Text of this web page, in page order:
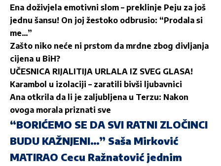
Ena doživjela emotivni slom – preklinje Peju za još
jednu šansu! On joj žestoko odbrusio: “Prodala si
me…”
Zašto niko neće ni prstom da mrdne zbog divljanja
cijena u BiH?
UČESNICA RIJALITIJA URLALA IZ SVEG GLASA!
Karambol u izolaciji – zaratili bivši ljubavnici
Ana otkrila da li je zaljubljena u Terzu: Nakon
ovoga morala priznati sve
“BORIĆEMO SE DA SVI RATNI ZLOČINCI
BUDU KAŽNJENI…” Saša Mirković
MATIRAO Cecu Ražnatović jednim